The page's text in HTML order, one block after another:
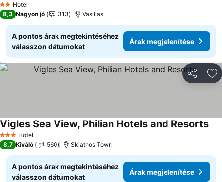
2 Kategória
Hotel
8,3 Nagyon jó 313 Vasilias
A pontos árak megtekintéséhez
válasszon dátumokat
Árak megjelenítése
3 Kategória
Hotel
Vigles Sea View, Philian Hotels and Resorts
8,7 Kiváló 560 Skiathos Town
A pontos árak megtekintéséhez
válasszon dátumokat
Árak megjelenítése